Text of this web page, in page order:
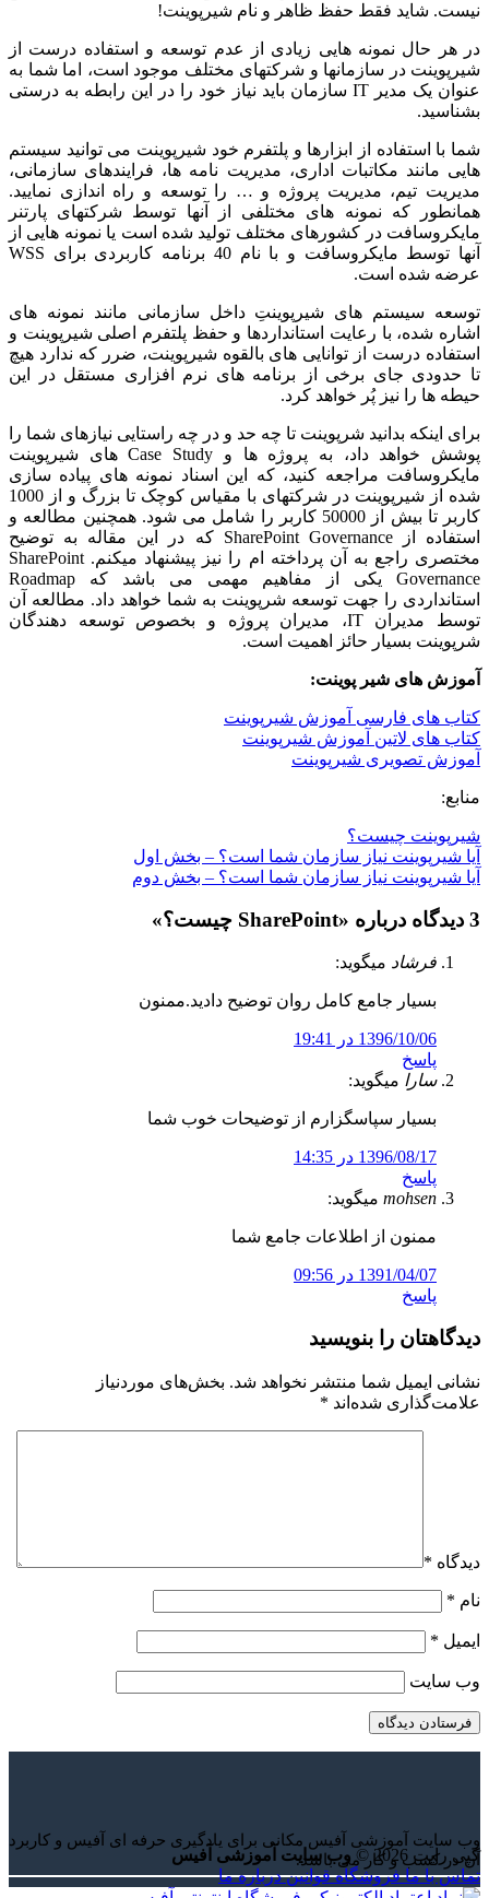
نیست. شاید فقط حفظ ظاهر و نام شیرپوینت!
در هر حال نمونه هایی زیادی از عدم توسعه و استفاده درست از
شیرپوینت در سازمانها و شرکتهای مختلف موجود است، اما شما به
عنوان یک مدیر IT سازمان باید نیاز خود را در این رابطه به درستی
بشناسید.
شما با استفاده از ابزارها و پلتفرم خود شیرپوینت می توانید سیستم
هایی مانند مکاتبات اداری، مدیریت نامه ها، فرایندهای سازمانی،
مدیریت تیم، مدیریت پروژه و … را توسعه و راه اندازی نمایید.
همانطور که نمونه های مختلفی از آنها توسط شرکتهای پارتنر
مایکروسافت در کشورهای مختلف تولید شده است یا نمونه هایی از
آنها توسط مایکروسافت و با نام 40 برنامه کاربردی برای WSS
عرضه شده است.
توسعه سیستم های شیرپوینتِ داخل سازمانی مانند نمونه های
اشاره شده، با رعایت استانداردها و حفظ پلتفرم اصلی شیرپوینت و
استفاده درست از توانایی های بالقوه شیرپوینت، ضرر که ندارد هیچ
تا حدودی جای برخی از برنامه های نرم افزاری مستقل در این
حیطه ها را نیز پُر خواهد کرد.
برای اینکه بدانید شرپوینت تا چه حد و در چه راستایی نیازهای شما را
پوشش خواهد داد، به پروژه ها و Case Study های شیرپوینت
مایکروسافت مراجعه کنید، که این اسناد نمونه های پیاده سازی
شده از شیرپوینت در شرکتهای با مقیاس کوچک تا بزرگ و از 1000
کاربر تا بیش از 50000 کاربر را شامل می شود. همچنین مطالعه و
استفاده از SharePoint Governance که در این مقاله به توضیح
مختصری راجع به آن پرداخته ام را نیز پیشنهاد میکنم. SharePoint
Governance یکی از مفاهیم مهمی می باشد که Roadmap
استانداردی را جهت توسعه شرپوینت به شما خواهد داد. مطالعه آن
توسط مدیران IT، مدیران پروژه و بخصوص توسعه دهندگان
شرپوینت بسیار حائز اهمیت است.
آموزش های شیر پوینت:
کتاب های فارسی آموزش شیرپوینت
کتاب های لاتین آموزش شیرپوینت
آموزش تصویری شیرپوینت
منابع:
شیرپوینت چیست؟
آیا شیرپوینت نیاز سازمان شما است؟ – بخش اول
آیا شیرپوینت نیاز سازمان شما است؟ – بخش دوم
3 دیدگاه درباره « SharePoint چیست؟ »
فرشاد میگوید:
بسیار جامع کامل روان توضیح دادید.ممنون
1396/10/06 در 19:41
پاسخ
سارا میگوید:
بسیار سپاسگزارم از توضیحات خوب شما
1396/08/17 در 14:35
پاسخ
mohsen میگوید:
ممنون از اطلاعات جامع شما
1391/04/07 در 09:56
پاسخ
دیدگاهتان را بنویسید
نشانی ایمیل شما منتشر نخواهد شد. بخش‌های موردنیاز
علامت‌گذاری شده‌اند *
دیدگاه *
نام *
ایمیل *
وب‌ سایت
وب سایت آموزشی آفیس مکانی برای یادگیری حرفه ای آفیس و کاربرد
آن در کسب و کار می باشد.
کپی رایت 2026 ©
وب سایت آموزشی آفیس
تماس با ما فروشگاه قوانین درباره ما